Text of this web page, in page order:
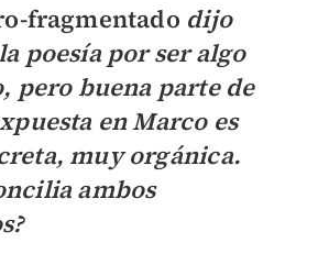
fragmentado dijo
poesía por ser algo
pero buena parte de
en Marco es
muy orgánica.
ambos